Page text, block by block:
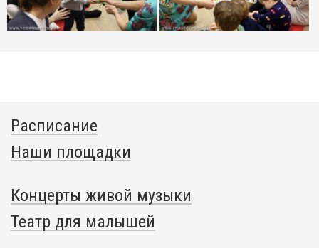
Расписание
Наши площадки
Концерты живой музыки
Театр для малышей